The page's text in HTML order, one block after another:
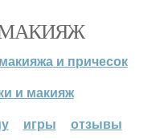
и причесок
и макияж
игры отзывы